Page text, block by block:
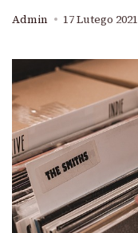
Admin 17 Lutego 2021